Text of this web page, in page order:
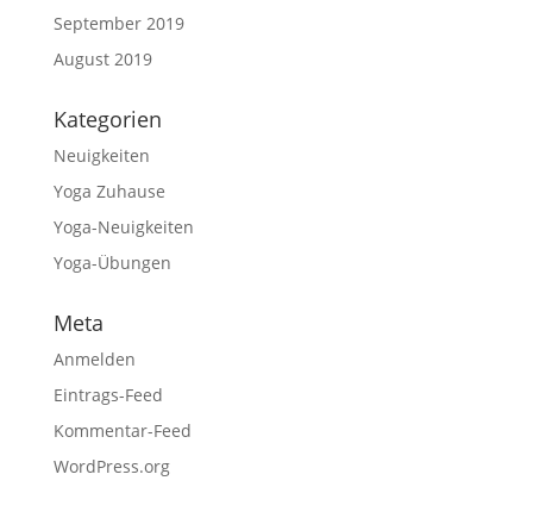
September 2019
August 2019
Kategorien
Neuigkeiten
Yoga Zuhause
Yoga-Neuigkeiten
Yoga-Übungen
Meta
Anmelden
Eintrags-Feed
Kommentar-Feed
WordPress.org